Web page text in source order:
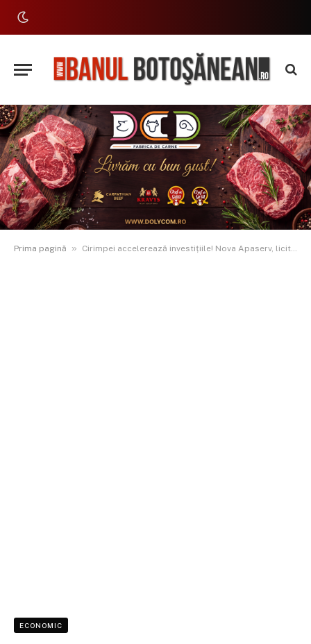
Prima pagină » Cirimpei accelerează investițiile! Nova Apaserv, licitație de 86 milioane lei pentru apă și canalizare în Botoșani și Răchiți
ECONOMIC